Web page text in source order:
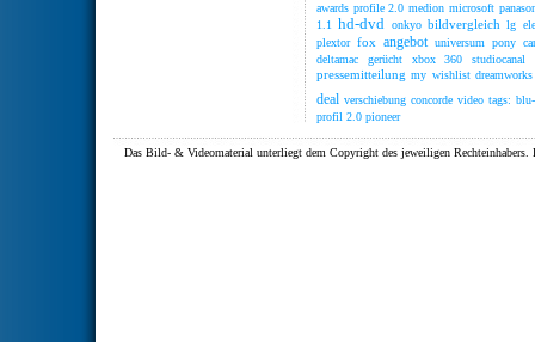
awards profile 2.0 medion microsoft
1.1
hd-dvd onkyo bildvergleich lg
plextor fox angebot universum
pony
deltamac
gerücht xbox 360 studiocanal
pressemitteilung my wishlist dreamworks
deal verschiebung concorde video tags:
profil 2.0 pioneer
Das Bild- & Videomaterial unterliegt dem Copyright des jeweiligen